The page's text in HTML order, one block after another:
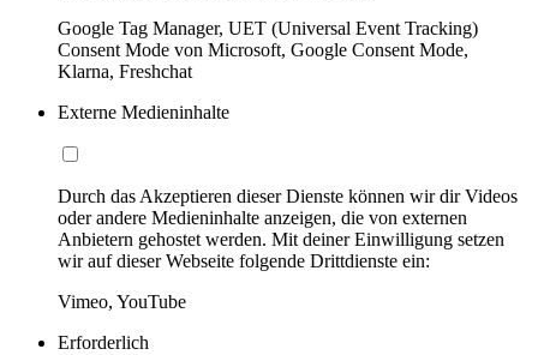
Google Tag Manager, UET (Universal Event Tracking)
Consent Mode von Microsoft, Google Consent Mode,
Klarna, Freshchat
Externe Medieninhalte
Durch das Akzeptieren dieser Dienste können wir dir Videos
oder andere Medieninhalte anzeigen, die von externen
Anbietern gehostet werden. Mit deiner Einwilligung setzen
wir auf dieser Webseite folgende Drittdienste ein:
Vimeo, YouTube
Erforderlich